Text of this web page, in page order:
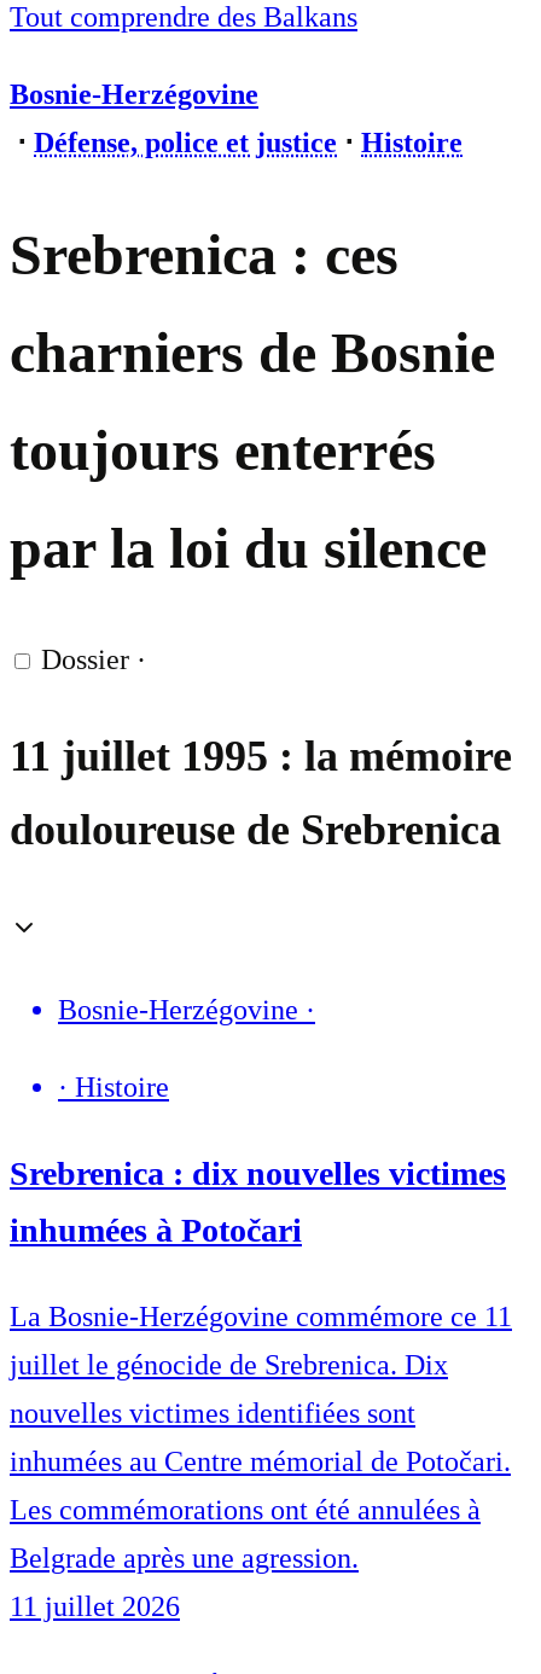
Tout comprendre des Balkans
Bosnie-Herzégovine
⋅ Défense, police et justice ⋅ Histoire
Srebrenica : ces
charniers de Bosnie
toujours enterrés
par la loi du silence
Dossier ·
11 juillet 1995 : la mémoire
douloureuse de Srebrenica
Bosnie-Herzégovine ·
· Histoire
Srebrenica : dix nouvelles victimes
inhumées à Potočari
La Bosnie-Herzégovine commémore ce 11
juillet le génocide de Srebrenica. Dix
nouvelles victimes identifiées sont
inhumées au Centre mémorial de Potočari.
Les commémorations ont été annulées à
Belgrade après une agression.
11 juillet 2026